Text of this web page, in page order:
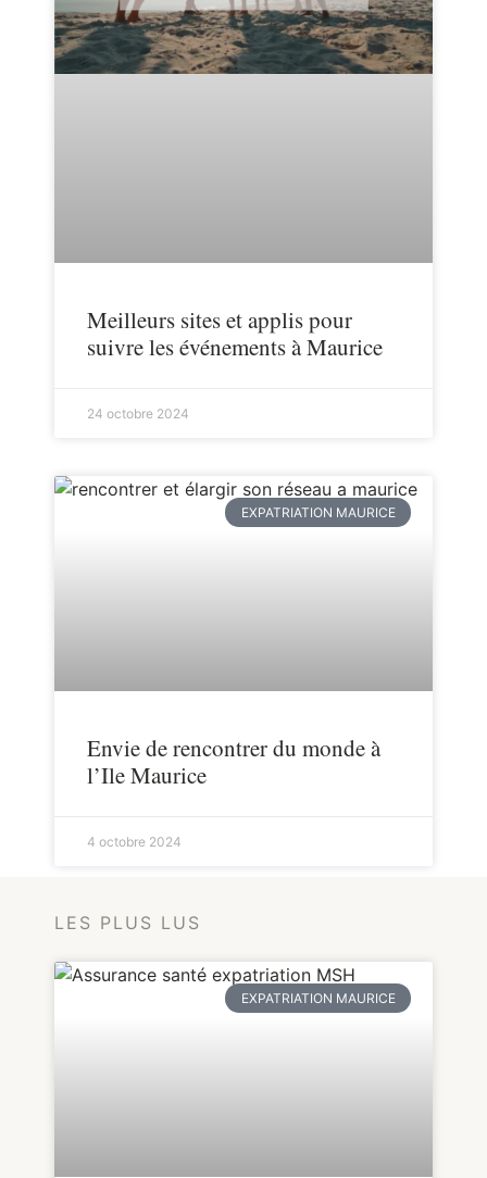
Meilleurs sites et applis pour
suivre les événements à Maurice
24 octobre 2024
EXPATRIATION MAURICE
Envie de rencontrer du monde à
l’Ile Maurice
4 octobre 2024
LES PLUS LUS
EXPATRIATION MAURICE